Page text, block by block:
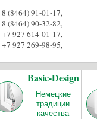
8 (8464) 91-01-17,
8 (8464) 90-32-82,
+7 927 614-01-17,
+7 927 269-98-95,
Basic-Design
Немецкие
традиции
качества